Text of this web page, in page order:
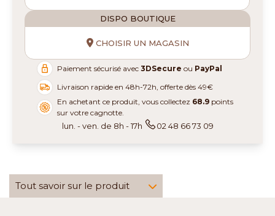
DISPO BOUTIQUE
CHOISIR UN MAGASIN
Paiement sécurisé avec3DSecure ou PayPal
Livraison rapide en 48h-72h, offerte dès 49€
En achetant ce produit, vous collectez 68.9 points
sur votre cagnotte.
lun. - ven. de 8h - 17h 02 48 66 73 09
Tout savoir sur le produit